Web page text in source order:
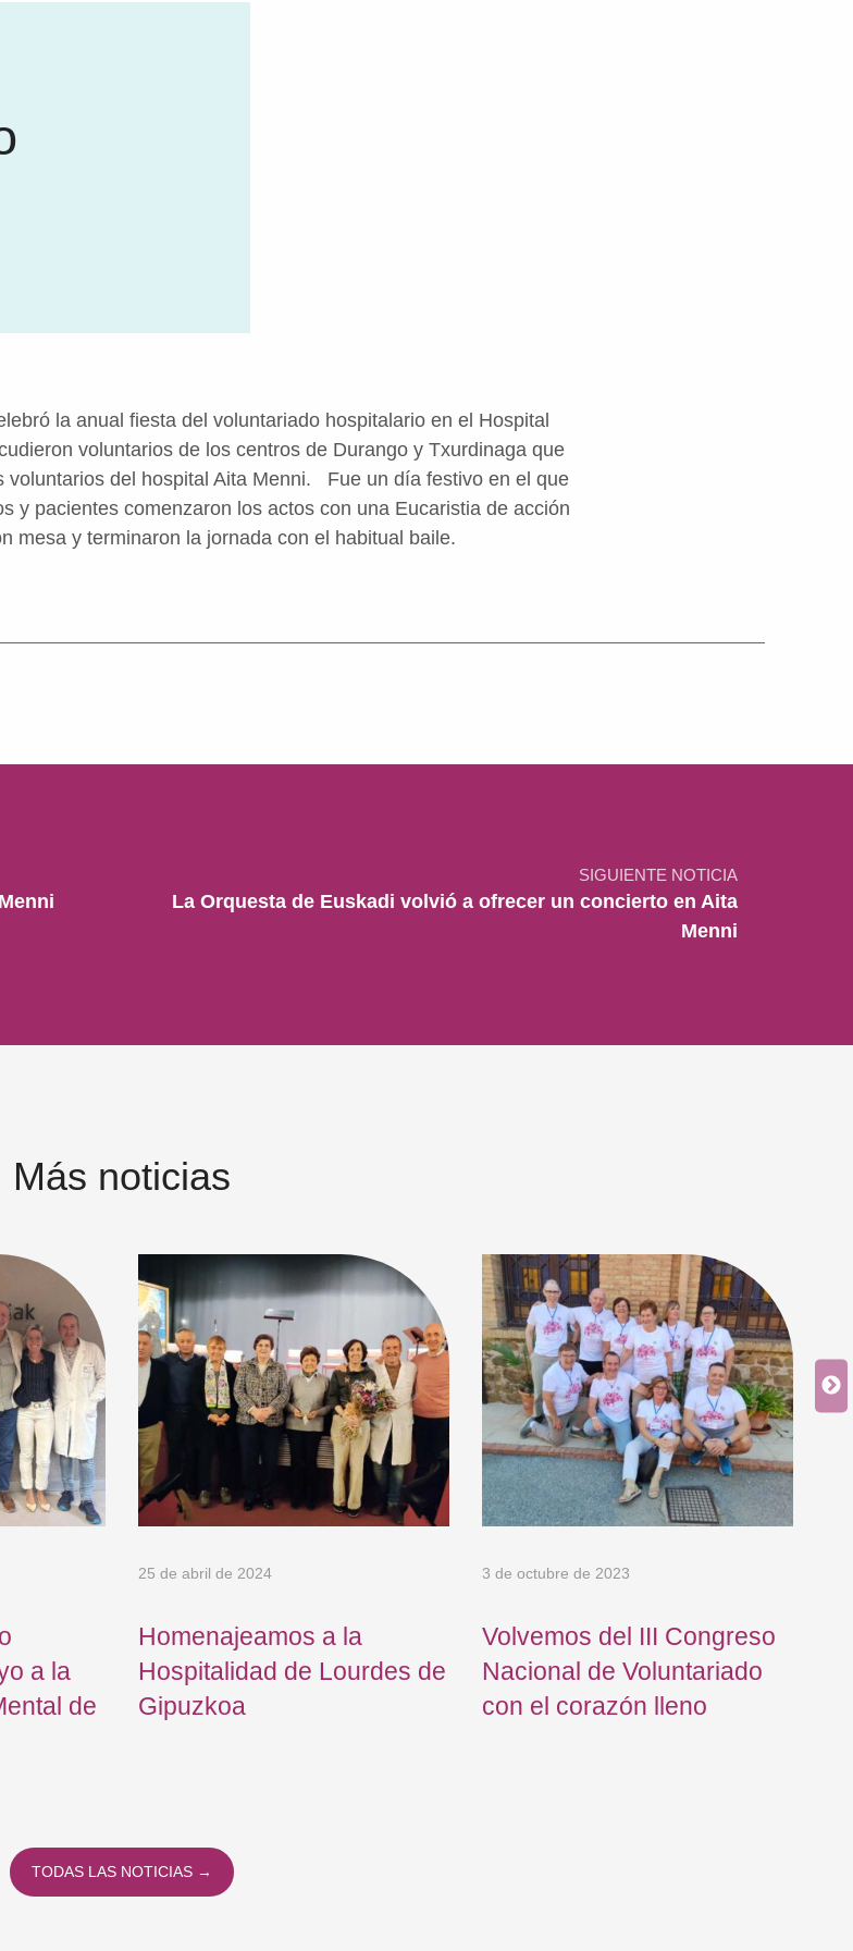
la anual fiesta del voluntariado hospitalario en el Hospital
voluntarios de los centros de Durango y Txurdinaga que
voluntarios del hospital Aita Menni. Fue un día festivo en el que
y pacientes comenzaron los actos con una Eucaristia de acción
mesa y terminaron la jornada con el habitual baile.
SIGUIENTE NOTICIA
La Orquesta de Euskadi volvió a ofrecer un concierto en Aita
Menni
Más noticias
a la
de
25 de abril de 2024
Homenajeamos a la
Hospitalidad de Lourdes de
Gipuzkoa
3 de octubre de 2023
Volvemos del III Congreso
Nacional de Voluntariado
con el corazón lleno
TODAS LAS NOTICIAS →